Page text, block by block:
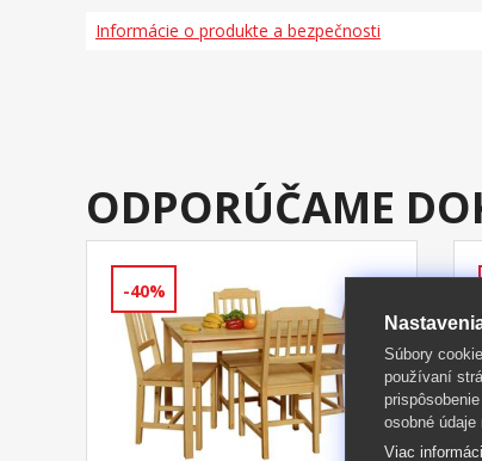
Informácie o produkte a bezpečnosti
ODPORÚČAME
-40%
Súbory
používaní
osobné údaje
Viac